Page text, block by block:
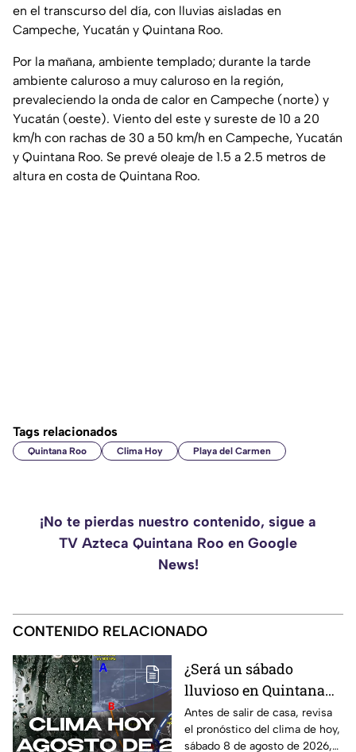
en el transcurso del día, con lluvias aisladas en
Campeche, Yucatán y Quintana Roo.
Por la mañana, ambiente templado; durante la tarde
ambiente caluroso a muy caluroso en la región,
prevaleciendo la onda de calor en Campeche (norte) y
Yucatán (oeste). Viento del este y sureste de 10 a 20
km/h con rachas de 30 a 50 km/h en Campeche, Yucatán
y Quintana Roo. Se prevé oleaje de 1.5 a 2.5 metros de
altura en costa de Quintana Roo.
Tags relacionados
Quintana Roo Clima Hoy Playa del Carmen
¡No te pierdas nuestro contenido, sigue a
TV Azteca Quintana Roo en Google
News!
CONTENIDO RELACIONADO
¿Será un sábado
lluvioso en Quintana
Roo? Pronóstico del
clima HOY, sábado 8 de
Antes de salir de casa, revisa
el pronóstico del clima de hoy,
sábado 8 de agosto de 2026,